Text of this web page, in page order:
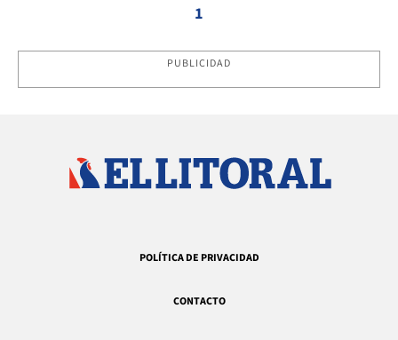
1
PUBLICIDAD
POLÍTICA DE PRIVACIDAD
CONTACTO